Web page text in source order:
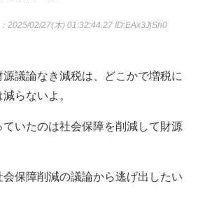
：2025/02/27(木) 01:32:44.27 ID:EAx3JjSh0
議論なき減税は、どこかで増税に
らないよ。
いたのは社会保障を削減して財源
保障削減の議論から逃げ出したい